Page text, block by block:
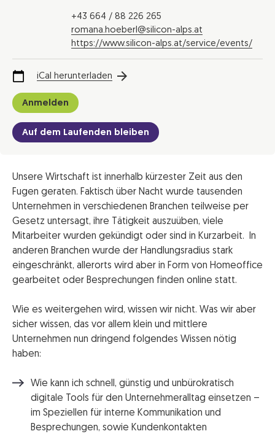
+43 664 / 88 226 265
romana.hoeberl@silicon-alps.at
https://www.silicon-alps.at/service/events/
iCal herunterladen
Anmelden
Auf dem Laufenden bleiben
Unsere Wirtschaft ist innerhalb kürzester Zeit aus den
Fugen geraten. Faktisch über Nacht wurde tausenden
Unternehmen in verschiedenen Branchen teilweise per
Gesetz untersagt, ihre Tätigkeit auszuüben, viele
Mitarbeiter wurden gekündigt oder sind in Kurzarbeit. In
anderen Branchen wurde der Handlungsradius stark
eingeschränkt, allerorts wird aber in Form von Homeoffice
gearbeitet oder Besprechungen finden online statt.
Wie es weitergehen wird, wissen wir nicht. Was wir aber
sicher wissen, das vor allem klein und mittlere
Unternehmen nun dringend folgendes Wissen nötig
haben:
Wie kann ich schnell, günstig und unbürokratisch
digitale Tools für den Unternehmeralltag einsetzen –
im Speziellen für interne Kommunikation und
Besprechungen, sowie Kundenkontakten